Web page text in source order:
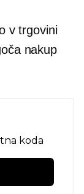
v trgovini
nakup
koda